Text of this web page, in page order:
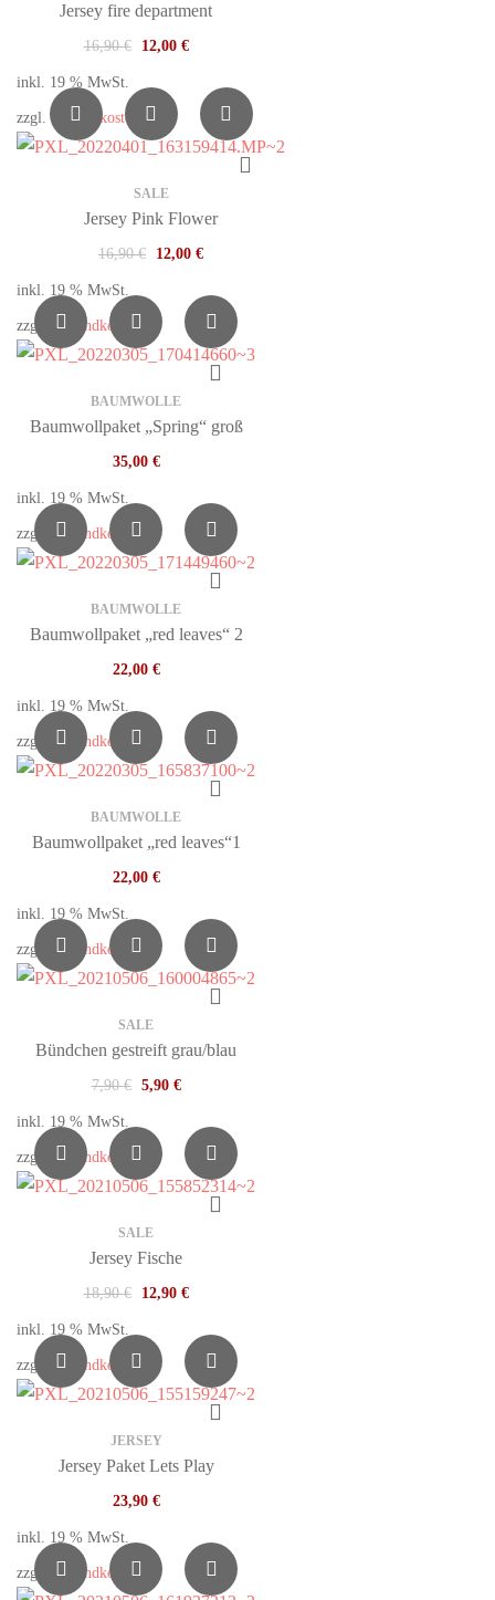
Jersey fire department
16,90€ 12,00 €
inkl. 19 % MwSt.
zzgl. Versandkosten
SALE
Jersey Pink Flower
16,90€ 12,00 €
inkl. 19 % MwSt.
zzgl.
Versandkosten
BAUMWOLLE
Baumwollpaket „Spring“ groß
35,00 €
inkl. 19 % MwSt.
zzgl.
Versandkosten
BAUMWOLLE
Baumwollpaket „red leaves“ 2
22,00 €
inkl. 19 % MwSt.
zzgl.
Versandkosten
BAUMWOLLE
Baumwollpaket „red leaves“1
22,00 €
inkl. 19 % MwSt.
zzgl.
Versandkosten
SALE
Bündchen gestreift grau/blau
7,90€ 5,90 €
inkl. 19 % MwSt.
zzgl.
Versandkosten
SALE
Jersey Fische
18,90€ 12,90 €
inkl. 19 % MwSt.
zzgl.
Versandkosten
JERSEY
Jersey Paket Lets Play
23,90 €
inkl. 19 % MwSt.
zzgl.
Versandkosten